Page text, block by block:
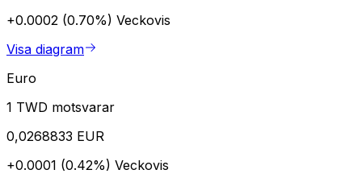
+0.0002 (0.70%) Veckovis
Visa diagram
Euro
1 TWD motsvarar
0,0268833 EUR
+0.0001 (0.42%) Veckovis